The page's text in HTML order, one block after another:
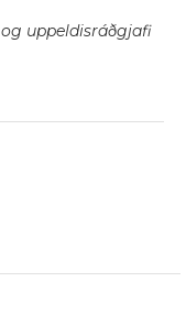
uppeldisráðgjafi